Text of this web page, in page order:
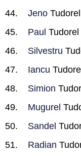
Jeno Tudorel
Paul Tudorel
Silvestru
Iancu Tudorel
Simion
Mugurel
Sandel
Radian